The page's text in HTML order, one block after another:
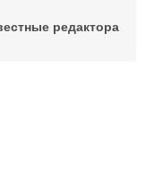
редактора